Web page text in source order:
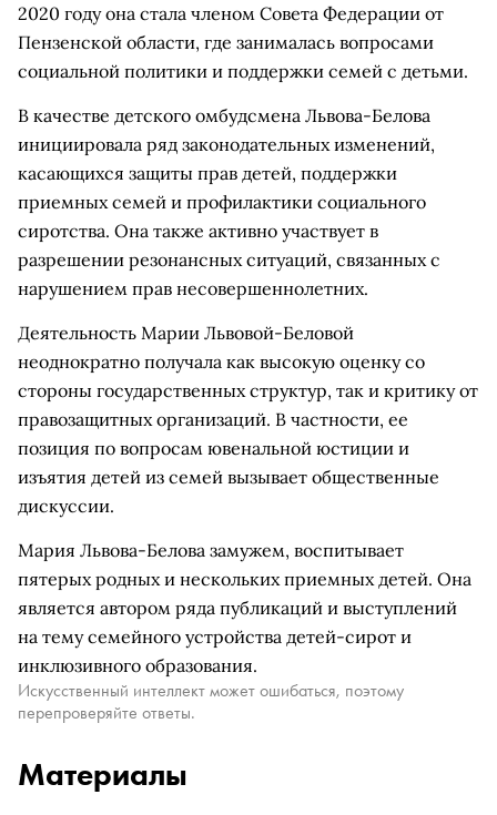
2020 году она стала членом Совета Федерации от
Пензенской области, где занималась вопросами
социальной политики и поддержки семей с детьми.
В качестве детского омбудсмена Львова-Белова
инициировала ряд законодательных изменений,
касающихся защиты прав детей, поддержки
приемных семей и профилактики социального
сиротства. Она также активно участвует в
разрешении резонансных ситуаций, связанных с
нарушением прав несовершеннолетних.
Деятельность Марии Львовой-Беловой
неоднократно получала как высокую оценку со
стороны государственных структур, так и критику от
правозащитных организаций. В частности, ее
позиция по вопросам ювенальной юстиции и
изъятия детей из семей вызывает общественные
дискуссии.
Мария Львова-Белова замужем, воспитывает
пятерых родных и нескольких приемных детей. Она
является автором ряда публикаций и выступлений
на тему семейного устройства детей-сирот и
инклюзивного образования.
Искусственный интеллект может ошибаться, поэтому
перепроверяйте ответы.
Материалы